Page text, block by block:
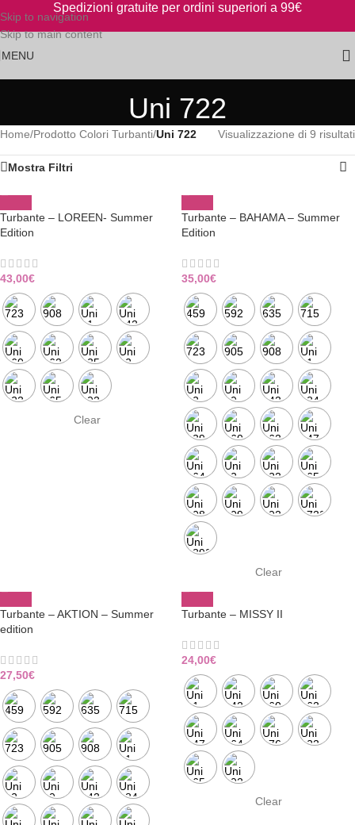
Skip to navigation
Skip to main content
Spedizioni gratuite per ordini superiori a 99€
MENU
Uni 722
Home/Prodotto Colori Turbanti/Uni 722 Visualizzazione di 9 risultati
Mostra Filtri
Turbante – LOREEN- Summer
Edition
43,00€
Clear
Turbante – BAHAMA – Summer
Edition
35,00€
Clear
Turbante – AKTION – Summer
edition
27,50€
Turbante – MISSY II
24,00€
Clear